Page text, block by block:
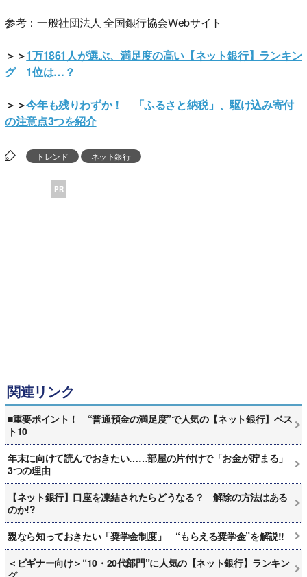
参考：一般社団法人 全国銀行協会Webサイト
＞＞1万1861人が選ぶ、満足度の高い【ネット銀行】ランキン
グ 1位は…？
＞＞今年も残りわずか！ 「ふるさと納税」、駆け込み寄付
の注意点3つを紹介
トレンド ネット銀行
PR
関連リンク
■重要ポイント！ “普通預金の満足度”で人気の【ネット銀行】ベス
ト10
年末に向けて読んでおきたい……部屋の片付けで「お金が貯まる」
3つの理由
【ネット銀行】口座を凍結されたらどうなる？ 解除の方法はある
のか!?
親なら知っておきたい「奨学金制度」 “もらえる奨学金”を解説!!
＜ビギナー向け＞“10・20代部門”に人気の【ネット銀行】ランキン